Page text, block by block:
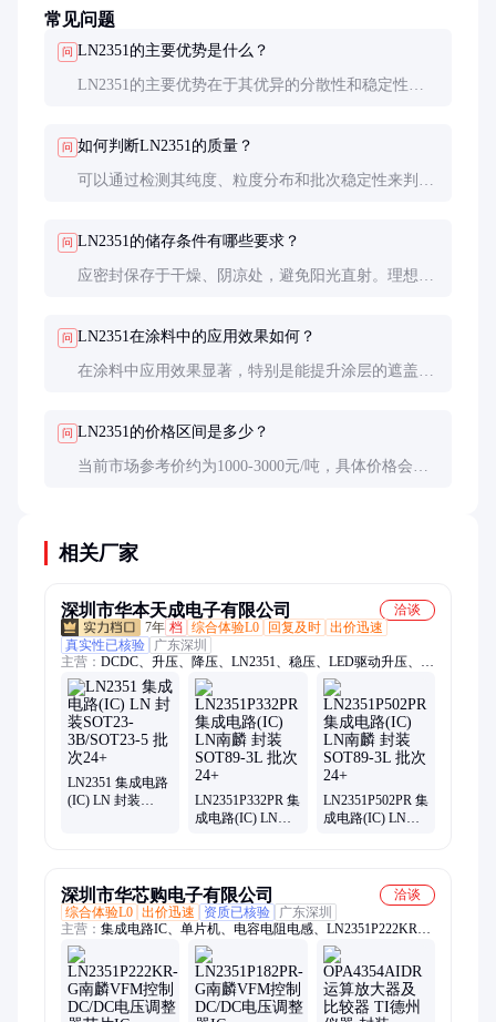
常见问题
问 LN2351的主要优势是什么？
LN2351的主要优势在于其优异的分散性和稳定性，
问 如何判断LN2351的质量？
可以通过检测其纯度、粒度分布和批次稳定性来判断
问 LN2351的储存条件有哪些要求？
应密封保存于干燥、阴凉处，避免阳光直射。理想的
问 LN2351在涂料中的应用效果如何？
在涂料中应用效果显著，特别是能提升涂层的遮盖力
问 LN2351的价格区间是多少？
当前市场参考价约为1000-3000元/吨，具体价格会根
相关厂家
深圳市华本天成电子有限公司
洽谈
7年 档 综合体验L0 回复及时 出价迅速
真实性已核验
广东深圳
主营： DCDC、升压、降压、LN2351、稳压、LED驱动升压、充
电、霍尔、逻辑、三端稳压、可控硅、中高压MOS、运放、马
达电机驱动、过压保护、锂电保护、升降压芯片、计量芯片、快
充协议芯片、智融、国民技术、埃诚微IU
LN2351 集成电路
(IC) LN 封装
LN2351P332PR 集
成电路(IC) LN南
LN2351P502PR 集
成电路(IC) LN南
深圳市华芯购电子有限公司
洽谈
综合体验L0 出价迅速 资质已核验
广东深圳
主营： 集成电路IC、单片机、电容电阻电感、LN2351P222KR、
电解电容模块、芯片、微控制器、逻辑器件、二极管晶体管、保
险丝、电源管理芯片、接口芯片、连接器端子、开关、射频无线
芯片、储存器传感器、继电器蜂鸣器、马达 开关、数据转换芯
片、通信模块